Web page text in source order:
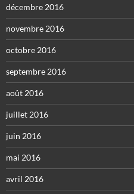
décembre 2016
novembre 2016
octobre 2016
septembre 2016
août 2016
juillet 2016
juin 2016
mai 2016
avril 2016